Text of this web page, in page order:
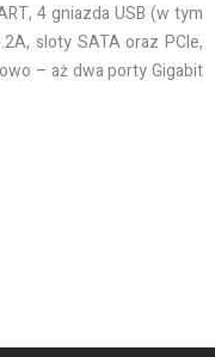
4 gniazda USB (w tym
sloty SATA oraz PCIe,
– aż dwa porty Gigabit